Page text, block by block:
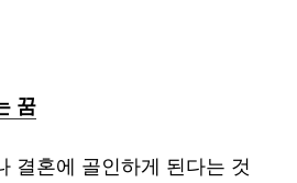
꿈
결혼에 골인하게 된다는 것